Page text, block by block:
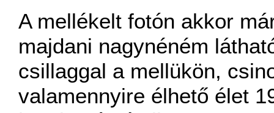
A mellékelt fotón akkor
majdani nagynéném
csillaggal a mellükön,
valamennyire élhető élet